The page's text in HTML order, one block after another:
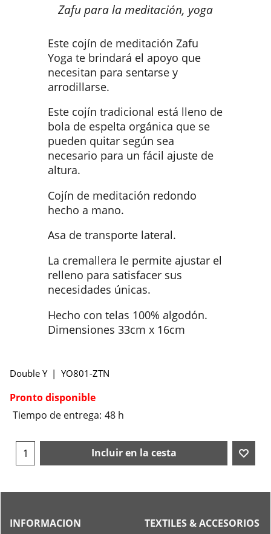
Zafu para la meditación, yoga
Este cojín de meditación Zafu
Yoga te brindará el apoyo que
necesitan para sentarse y
arrodillarse.
Este cojín tradicional está lleno de
bola de espelta orgánica que se
pueden quitar según sea
necesario para un fácil ajuste de
altura.
Cojín de meditación redondo
hecho a mano.
Asa de transporte lateral.
La cremallera le permite ajustar el
relleno para satisfacer sus
necesidades únicas.
Hecho con telas 100% algodón.
Dimensiones 33cm x 16cm
Double Y YO801-ZTN
Pronto disponible
Tiempo de entrega: 48 h
Incluir en la cesta
INFORMACION TEXTILES & ACCESORIOS